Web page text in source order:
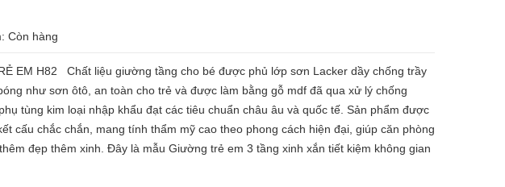
Còn hàng
EM H82 Chất liệu giường tầng cho bé được phủ lớp sơn Lacker dầy chống trầy
như sơn ôtô, an toàn cho trẻ và được làm bằng gỗ mdf đã qua xử lý chống
tùng kim loại nhập khẩu đạt các tiêu chuẩn châu âu và quốc tế. Sản phẩm được
cấu chắc chắn, mang tính thẩm mỹ cao theo phong cách hiện đại, giúp căn phòng
đẹp thêm xinh. Đây là mẫu Giường trẻ em 3 tầng xinh xắn tiết kiệm không gian